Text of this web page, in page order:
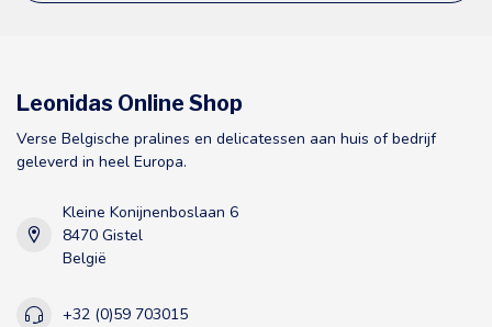
Leonidas Online Shop
Verse Belgische pralines en delicatessen aan huis of bedrijf
geleverd in heel Europa.
Kleine Konijnenboslaan 6
8470 Gistel
België
+32 (0)59 703015